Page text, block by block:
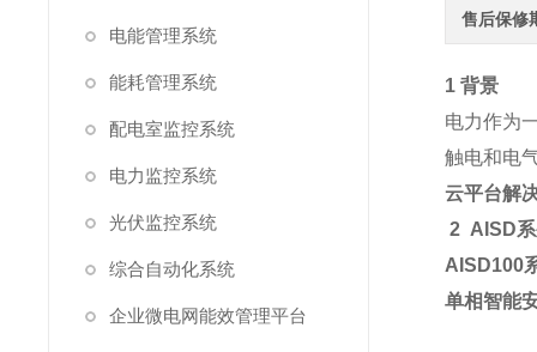
电能管理系统
能耗管理系统
配电室监控系统
电力监控系统
光伏监控系统
综合自动化系统
企业微电网能效管理平台
售后保修
1 背景
电力作为
触电和电
云平台解
2 AISD
单相智能